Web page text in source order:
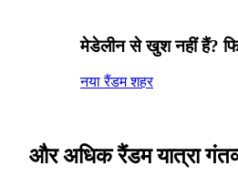
मेडेलीन से खुश नहीं हैं?
नया रैंडम शहर
और अधिक रैंडम यात्रा